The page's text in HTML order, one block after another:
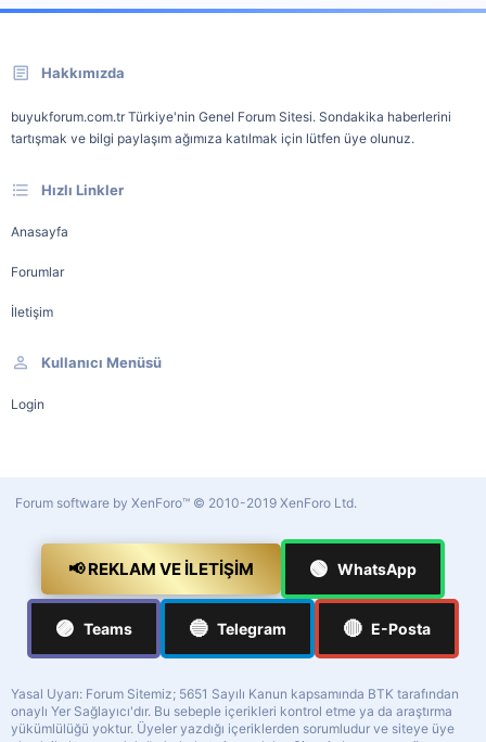
Hakkımızda
buyukforum.com.tr Türkiye'nin Genel Forum Sitesi. Sondakika haberlerini
tartışmak ve bilgi paylaşım ağımıza katılmak için lütfen üye olunuz.
Hızlı Linkler
Anasayfa
Forumlar
İletişim
Kullanıcı Menüsü
Login
Forum software by XenForo™ © 2010-2019 XenForo Ltd.
📢 REKLAM VE İLETIŞIM 🟢 WhatsApp
🟣 Teams 🔵 Telegram 🔴 E-Posta
Yasal Uyarı: Forum Sitemiz; 5651 Sayılı Kanun kapsamında BTK tarafından
onaylı Yer Sağlayıcı'dır. Bu sebeple içerikleri kontrol etme ya da araştırma
yükümlülüğü yoktur. Üyeler yazdığı içeriklerden sorumludur ve siteye üye